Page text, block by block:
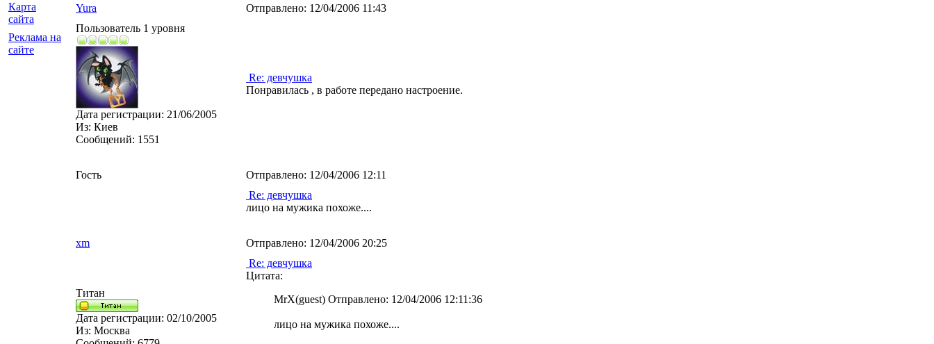
Карта
сайта
Реклама на
сайте
Yura Отправлено: 12/04/2006 11:43
Пользователь 1 уровня
Дата регистрации: 21/06/2005
Из: Киев
Сообщений: 1551
Re: девчушка
Понравилась , в работе передано настроение.
Гость Отправлено: 12/04/2006 12:11
Re: девчушка
лицо на мужика похоже....
xm Отправлено: 12/04/2006 20:25
Титан
Дата регистрации: 02/10/2005
Из: Москва
Re: девчушка
Цитата:
MrX(guest) Отправлено: 12/04/2006 12:11:36
лицо на мужика похоже....